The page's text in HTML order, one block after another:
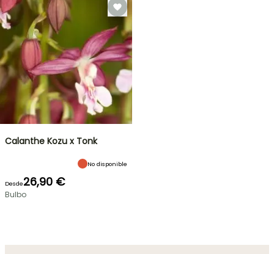
Calanthe Kozu x Tonk
No disponible
Desde26,90 €
Bulbo